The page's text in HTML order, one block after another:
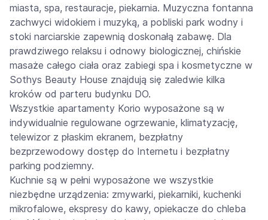
miasta, spa, restauracje, piekarnia. Muzyczna fontanna
zachwyci widokiem i muzyką, a pobliski park wodny i
stoki narciarskie zapewnią doskonałą zabawę. Dla
prawdziwego relaksu i odnowy biologicznej, chińskie
masaże całego ciała oraz zabiegi spa i kosmetyczne w
Sothys Beauty House znajdują się zaledwie kilka
kroków od parteru budynku DO.
Wszystkie apartamenty Korio wyposażone są w
indywidualnie regulowane ogrzewanie, klimatyzację,
telewizor z płaskim ekranem, bezpłatny
bezprzewodowy dostęp do Internetu i bezpłatny
parking podziemny.
Kuchnie są w pełni wyposażone we wszystkie
niezbędne urządzenia: zmywarki, piekarniki, kuchenki
mikrofalowe, ekspresy do kawy, opiekacze do chleba